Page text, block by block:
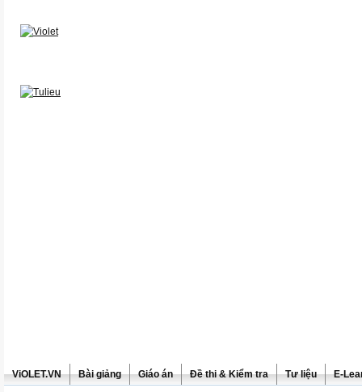
ViOLET.VN Bài giảng Giáo án Đề thi & Kiểm tra Tư liệu E-